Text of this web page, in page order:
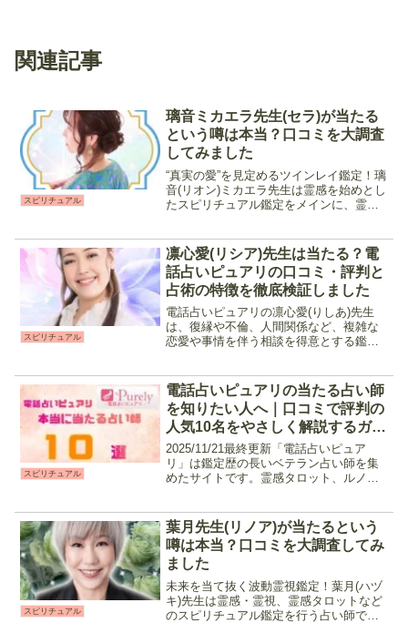
関連記事
スピリチュアル
璃音ミカエラ先生(セラ)が当たる
という噂は本当？口コミを大調査
してみました
“真実の愛”を見定めるツインレイ鑑定！璃
音(リオン)ミカエラ先生は霊感を始めとし
たスピリチュアル鑑定をメインに、霊感
することでメッセージを受け取り、カー
ドを通して分かり...
スピリチュアル
凛心愛(リシア)先生は当たる？電
話占いピュアリの口コミ・評判と
占術の特徴を徹底検証しました
電話占いピュアリの凛心愛(りしあ)先生
は、復縁や不倫、人間関係など、複雑な
恋愛や事情を伴う相談を得意とする鑑定
い、縁結びや願望成就といった引き寄せ
にも対応してくれるため、...
スピリチュアル
電話占いピュアリの当たる占い師
を知りたい人へ｜口コミで評判の
人気10名をやさしく解説するガイ
ド【最新版】
2025/11/21最終更新「電話占いピュア
リ」は鑑定歴の長いベテラン占い師を集
めたサイトです。霊感タロット、ルノル
意占術に合わせて選ぶのもおすすめ。オ
リジナル占術を使...
スピリチュアル
葉月先生(リノア)が当たるという
噂は本当？口コミを大調査してみ
ました
未来を当て抜く波動霊視鑑定！葉月(ハヅ
キ)先生は霊感・霊視、霊感タロットなど
のスピリチュアル鑑定を行う占い師で